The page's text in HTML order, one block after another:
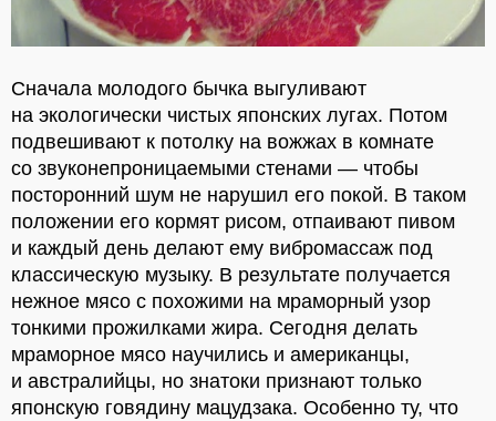
Сначала молодого бычка выгуливают
на экологически чистых японских лугах. Потом
подвешивают к потолку на вожжах в комнате
со звуконепроницаемыми стенами — чтобы
посторонний шум не нарушил его покой. В таком
положении его кормят рисом, отпаивают пивом
и каждый день делают ему вибромассаж под
классическую музыку. В результате получается
нежное мясо с похожими на мраморный узор
тонкими прожилками жира. Сегодня делать
мраморное мясо научились и американцы,
и австралийцы, но знатоки признают только
японскую говядину мацудзака. Особенно ту, что